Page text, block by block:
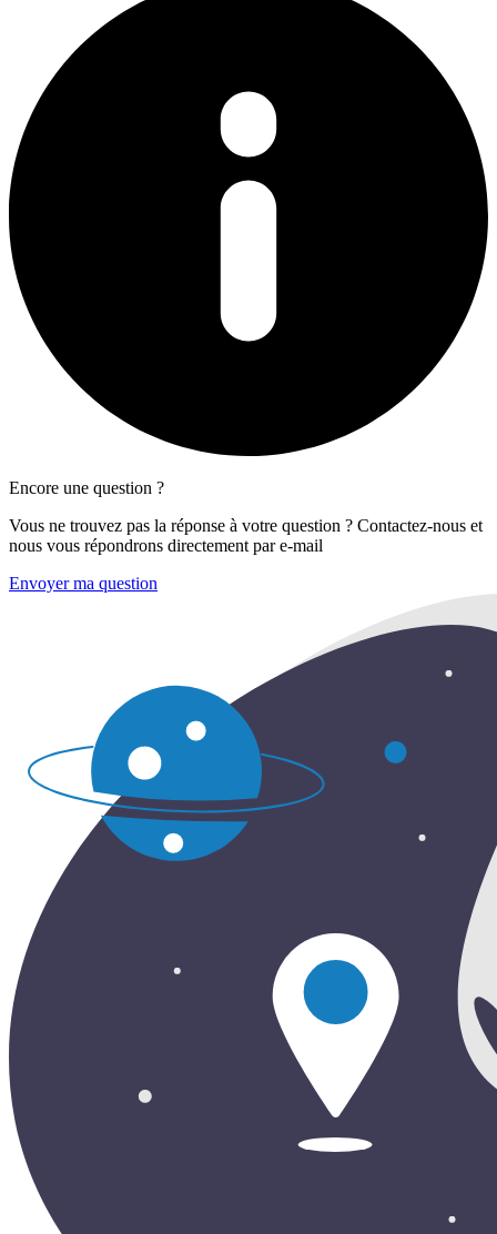
Encore une question ?
Vous ne trouvez pas la réponse à votre question ? Contactez-nous et
nous vous répondrons directement par e-mail
Envoyer ma question